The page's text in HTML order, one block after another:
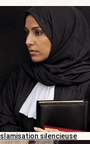
silencieuse